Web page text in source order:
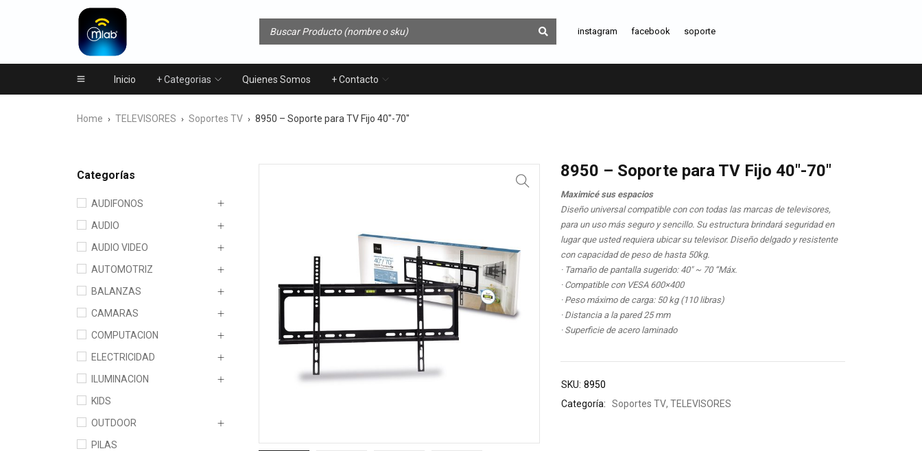
instagram facebook soporte
Inicio + Categorias Quienes Somos + Contacto
Home › TELEVISORES › Soportes TV › 8950 – Soporte para TV Fijo 40″-70″
Categorías
AUDIFONOS
AUDIO
AUDIO VIDEO
AUTOMOTRIZ
BALANZAS
CAMARAS
COMPUTACION
ELECTRICIDAD
ILUMINACION
KIDS
OUTDOOR
PILAS
8950 – Soporte para TV Fijo 40″-70″
Maximicé sus espacios
Diseño universal compatible con con todas las marcas de televisores,
para un uso más seguro y sencillo. Su estructura brindará seguridad en
lugar que usted requiera ubicar su televisor. Diseño delgado y resistente
con capacidad de peso de hasta 50kg.
· Tamaño de pantalla sugerido: 40″ ~ 70 “Máx.
· Compatible con VESA 600×400
· Peso máximo de carga: 50 kg (110 libras)
· Distancia a la pared 25 mm
· Superficie de acero laminado
SKU: 8950
Categoría:
Soportes TV, TELEVISORES